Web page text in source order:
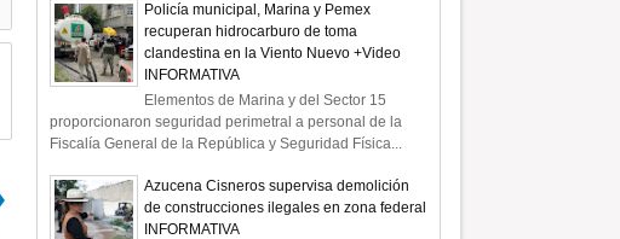
Policía municipal, Marina y Pemex
recuperan hidrocarburo de toma
clandestina en la Viento Nuevo +Video
INFORMATIVA
Elementos de Marina y del Sector 15
proporcionaron seguridad perimetral a personal de la
Fiscalía General de la República y Seguridad Física...
Azucena Cisneros supervisa demolición
de construcciones ilegales en zona federal
INFORMATIVA